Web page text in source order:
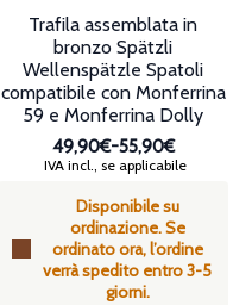
Disponibile su
ordinazione. Se
ordinato ora, l’ordine
verrà spedito entro 3-5
giorni.
Trafila assemblata in
bronzo Spätzli
Wellenspätzle Spatoli
compatibile con Monferrina
59 e Monferrina Dolly
49,90€-55,90€
Fascia
prezzo:
da
49,90€
a
55,90€
IVA incl., se applicabile